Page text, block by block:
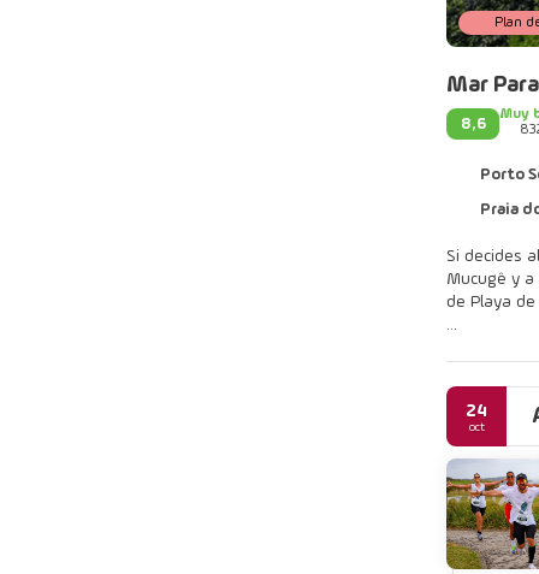
Plan
Mar
8,6
Muy
Porto
Praia do
Si decides
Mucugê y a apenas 4 min a pie de
de Playa
eventos.
Te sentirás
una por
limpieza
Prueba
guinda en
24
oct